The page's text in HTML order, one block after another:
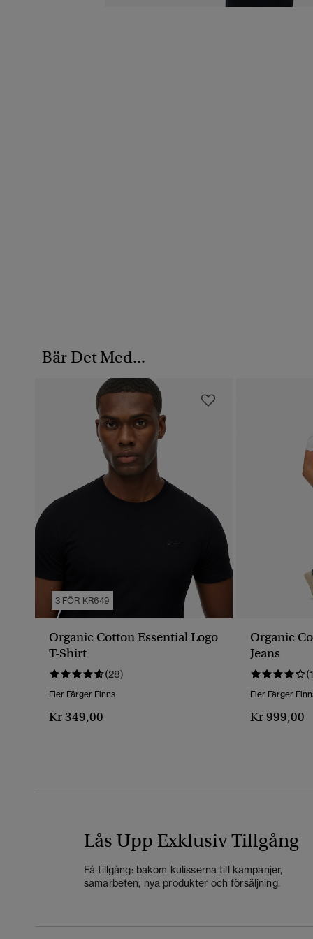
Bär Det Med...
3 FÖR KR649
Organic Cotton Essential Logo
T-Shirt
(28)
Fler Färger Finns
Kr 349,00
Organic
Jeans
Fler Färger
Kr 999,00
Lås Upp Exklusiv Tillgång
Få tillgång: bakom kulisserna till kampanjer,
samarbeten, nya produkter och försäljning.